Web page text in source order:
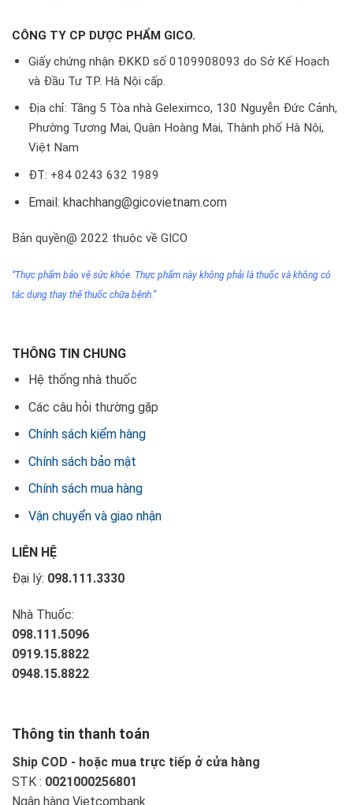
CÔNG TY CP DƯỢC PHẨM GICO.
Giấy chứng nhận ĐKKD số 0109908093 do Sở Kế Hoạch
và Đầu Tư TP. Hà Nội cấp.
Địa chỉ: Tầng 5 Tòa nhà Geleximco, 130 Nguyễn Đức Cảnh,
Phường Tương Mai, Quận Hoàng Mai, Thành phố Hà Nội,
Việt Nam
ĐT: +84 0243 632 1989
Email: khachhang@gicovietnam.com
Bản quyền@ 2022 thuộc về GICO
“Thực phẩm bảo vệ sức khỏe. Thực phẩm này không phải là thuốc và không có
tác dụng thay thế thuốc chữa bệnh.”
THÔNG TIN CHUNG
Hệ thống nhà thuốc
Các câu hỏi thường gặp
Chính sách kiểm hàng
Chính sách bảo mật
Chính sách mua hàng
Vận chuyển và giao nhận
LIÊN HỆ
Đại lý: 098.111.3330
Nhà Thuốc:
098.111.5096
0919.15.8822
0948.15.8822
Thông tin thanh toán
Ship COD - hoặc mua trực tiếp ở cửa hàng
STK : 0021000256801
Ngân hàng Vietcombank